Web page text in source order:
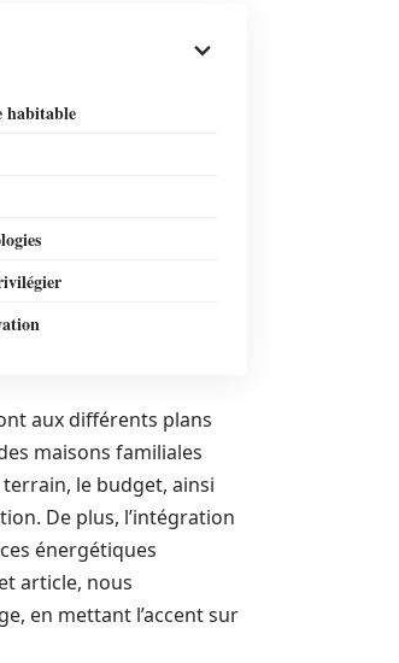
habitable
aux différents plans
maisons familiales
le budget, ainsi
De plus, l’intégration
énergétiques
article, nous
en mettant l’accent sur